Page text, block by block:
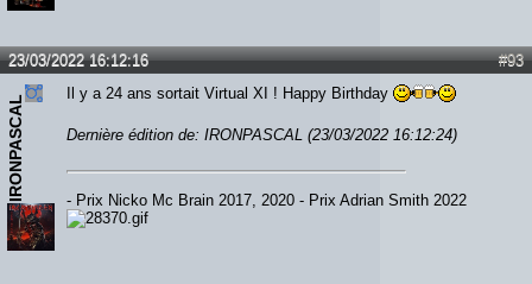
#93
23/03/2022 16:12:16
IRONPASCAL
Il y a 24 ans sortait Virtual XI ! Happy Birthday
Dernière édition de: IRONPASCAL (23/03/2022 16:12:24)
- Prix Nicko Mc Brain 2017, 2020 - Prix Adrian Smith 2022